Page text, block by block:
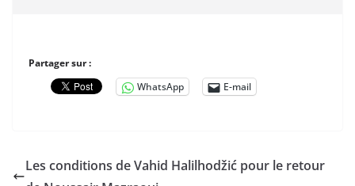
Partager sur :
WhatsApp
E-mail
Les conditions de Vahid Halilhodžić pour le retour